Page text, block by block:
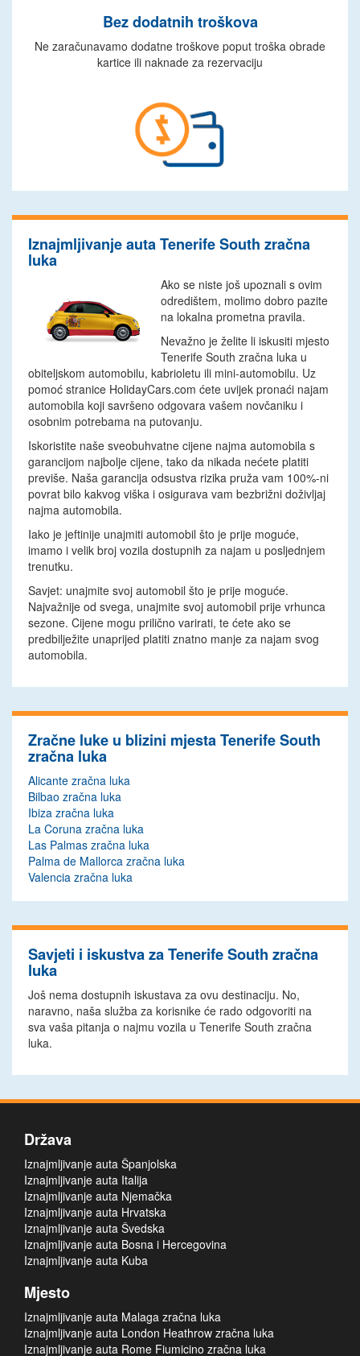
Bez dodatnih troškova
Ne zaračunavamo dodatne troškove poput troška obrade
kartice ili naknade za rezervaciju
Iznajmljivanje auta Tenerife South zračna
luka
Ako se niste još upoznali s ovim
odredištem, molimo dobro pazite
na lokalna prometna pravila.
Nevažno je želite li iskusiti mjesto
Tenerife South zračna luka u
obiteljskom automobilu, kabrioletu ili mini-automobilu. Uz
pomoć stranice HolidayCars.com ćete uvijek pronaći najam
automobila koji savršeno odgovara vašem novčaniku i
osobnim potrebama na putovanju.
Iskoristite naše sveobuhvatne cijene najma automobila s
garancijom najbolje cijene, tako da nikada nećete platiti
previše. Naša garancija odsustva rizika pruža vam 100%-ni
povrat bilo kakvog viška i osigurava vam bezbrižni doživljaj
najma automobila.
Iako je jeftinije unajmiti automobil što je prije moguće,
imamo i velik broj vozila dostupnih za najam u posljednjem
trenutku.
Savjet: unajmite svoj automobil što je prije moguće.
Najvažnije od svega, unajmite svoj automobil prije vrhunca
sezone. Cijene mogu prilično varirati, te ćete ako se
predbilježite unaprijed platiti znatno manje za najam svog
automobila.
Zračne luke u blizini mjesta Tenerife South
zračna luka
Alicante zračna luka
Bilbao zračna luka
Ibiza zračna luka
La Coruna zračna luka
Las Palmas zračna luka
Palma de Mallorca zračna luka
Valencia zračna luka
Savjeti i iskustva za Tenerife South zračna
luka
Još nema dostupnih iskustava za ovu destinaciju. No,
naravno, naša služba za korisnike će rado odgovoriti na
sva vaša pitanja o najmu vozila u Tenerife South zračna
luka.
Država
Iznajmljivanje auta Španjolska
Iznajmljivanje auta Italija
Iznajmljivanje auta Njemačka
Iznajmljivanje auta Hrvatska
Iznajmljivanje auta Švedska
Iznajmljivanje auta Bosna i Hercegovina
Iznajmljivanje auta Kuba
Mjesto
Iznajmljivanje auta Malaga zračna luka
Iznajmljivanje auta London Heathrow zračna luka
Iznajmljivanje auta Rome Fiumicino zračna luka